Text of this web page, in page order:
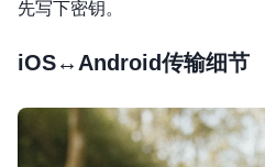
先写下密钥。
iOS↔Android传输细节